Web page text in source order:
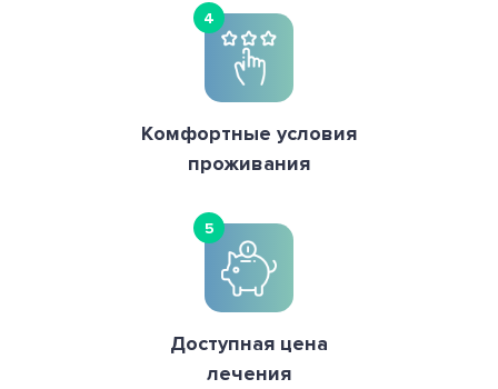
4
Комфортные условия
проживания
5
Доступная цена
лечения